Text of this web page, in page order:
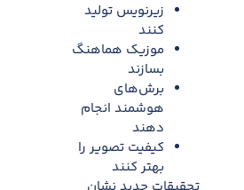
زیرنویس تولید
کنند
موزیک هماهنگ
بسازند
برش‌های
هوشمند انجام
دهند
کیفیت تصویر را
بهتر کنند